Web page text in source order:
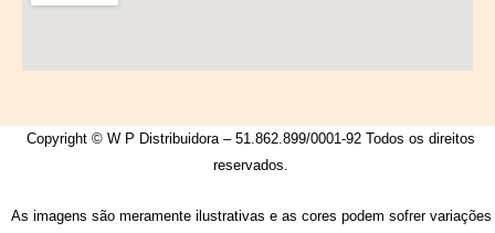
Copyright © W P Distribuidora – 51.862.899/0001-92 Todos os direitos
reservados.
As imagens são meramente ilustrativas e as cores podem sofrer variações